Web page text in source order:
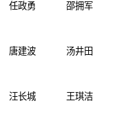
任政勇 邵拥军
唐建波 汤井田
汪长城 王琪洁